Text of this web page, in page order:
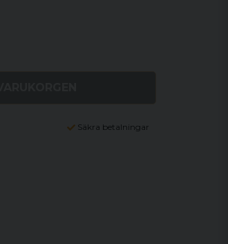
Säkra betalningar